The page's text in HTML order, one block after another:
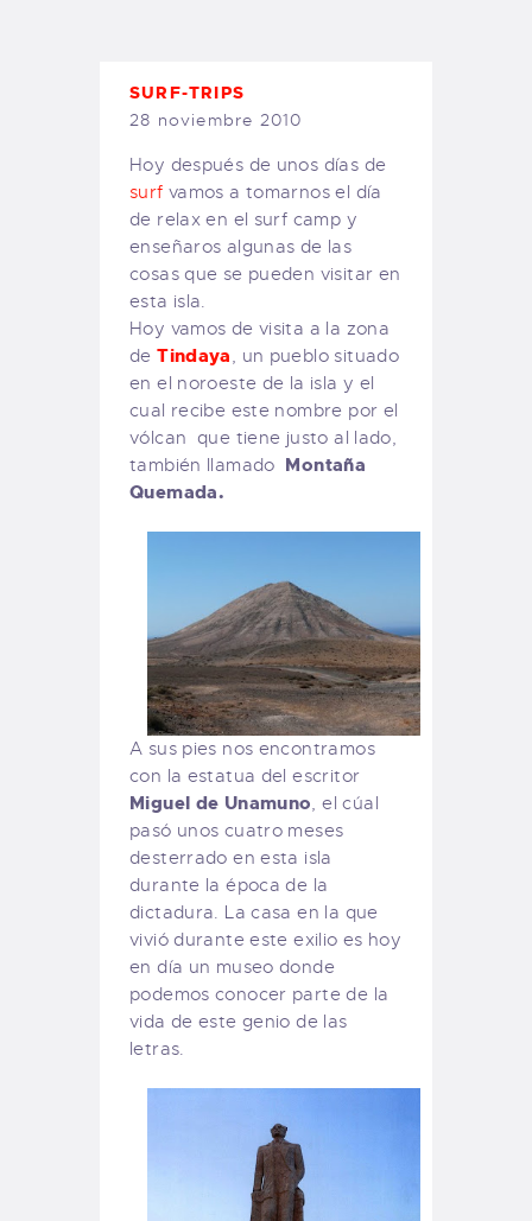
PEDIDOS
SURF-TRIPS
28 noviembre 2010
Hoy después de unos días de
surf vamos a tomarnos el día
de relax en el surf camp y
enseñaros algunas de las
cosas que se pueden visitar en
esta isla.
Hoy vamos de visita a la zona
deTindaya
, un pueblo situado
en el noroeste de la isla y el
cual recibe este nombre por el
vólcan que tiene justo al lado,
también llamado Montaña
Quemada.
A sus pies nos encontramos
con la estatua del escritor
Miguel de Unamuno, el cúal
pasó unos cuatro meses
desterrado en esta isla
durante la época de la
dictadura. La casa en la que
vivió durante este exilio es hoy
en día un museo donde
podemos conocer parte de la
vida de este genio de las
letras.